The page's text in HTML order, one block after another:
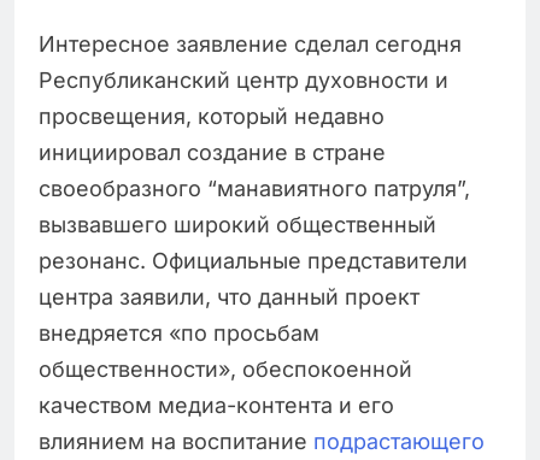
Интересное заявление сделал сегодня
Республиканский центр духовности и
просвещения, который недавно
инициировал создание в стране
своеобразного “манавиятного патруля”,
вызвавшего широкий общественный
резонанс. Официальные представители
центра заявили, что данный проект
внедряется «по просьбам
общественности», обеспокоенной
качеством медиа-контента и его
влиянием на воспитание подрастающего